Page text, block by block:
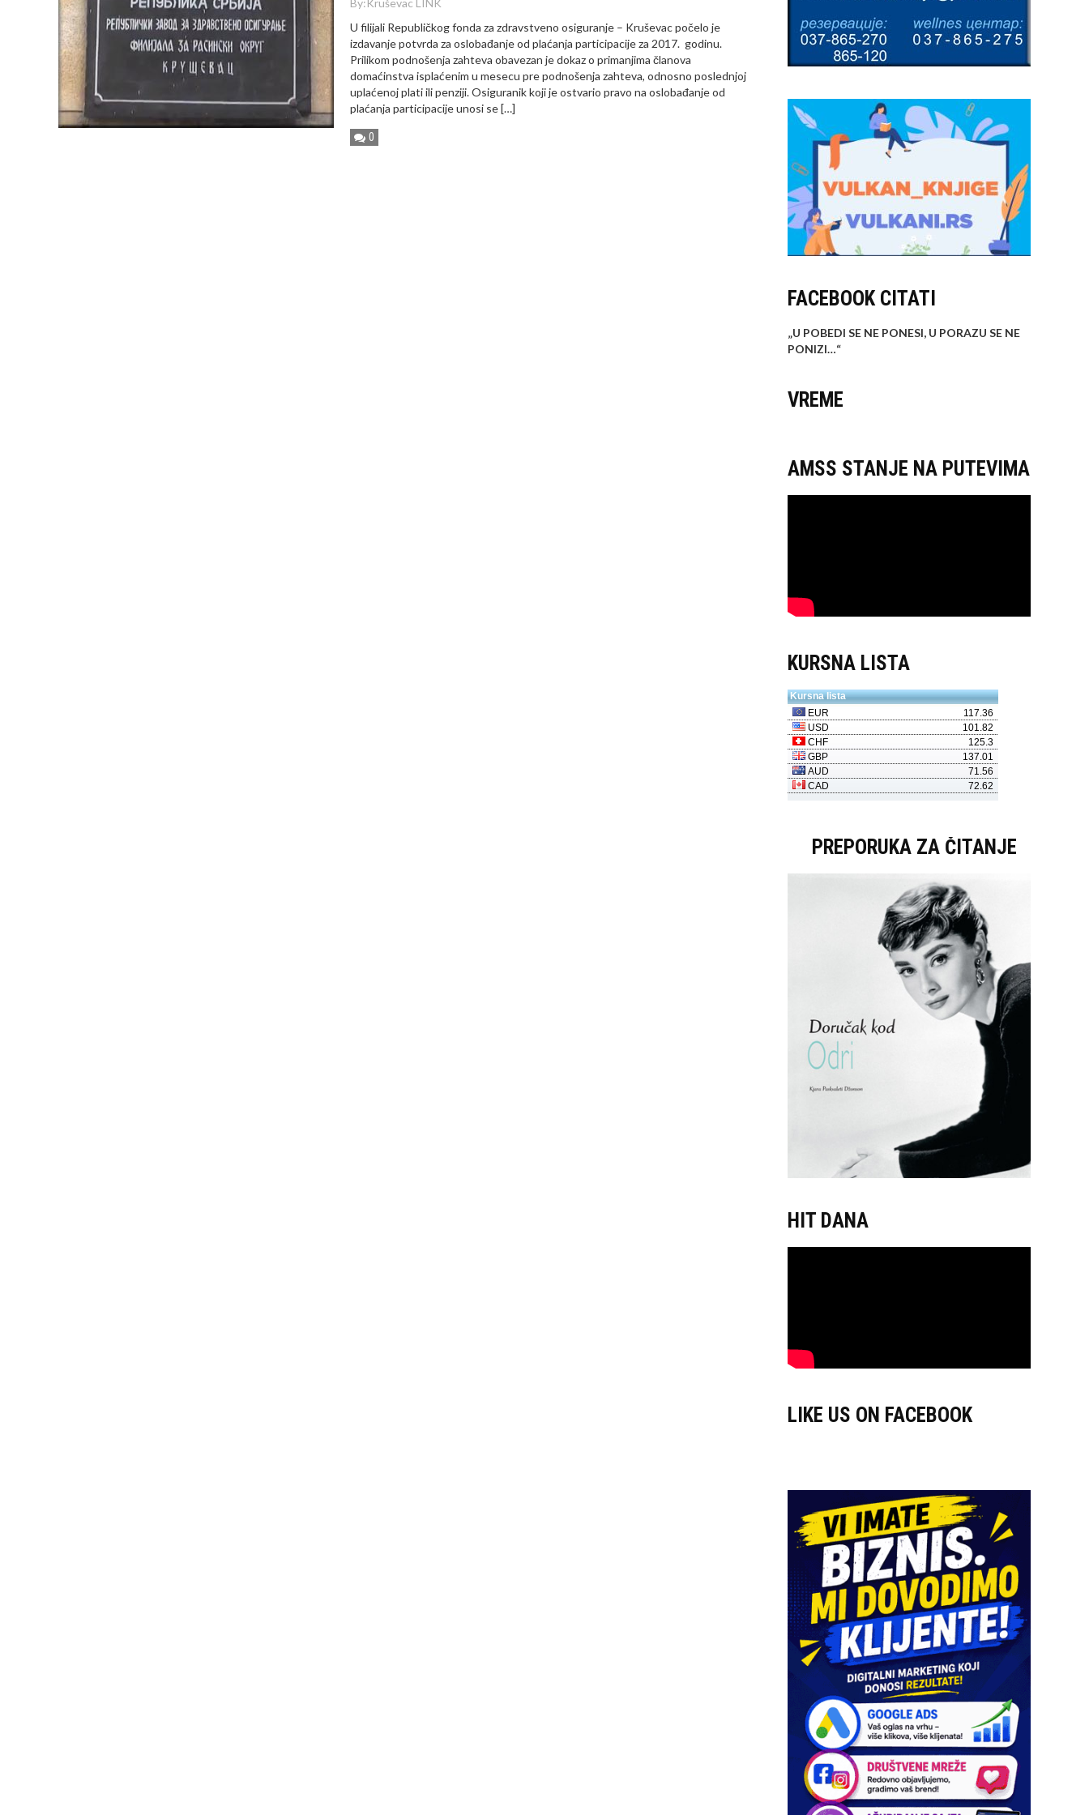
By:Kruševac LINK
U filijali Republičkog fonda za zdravstveno osiguranje – Kruševac počelo je
izdavanje potvrda za oslobađanje od plaćanja participacije za 2017. godinu.
Prilikom podnošenja zahteva obavezan je dokaz o primanjima članova
domaćinstva isplaćenim u mesecu pre podnošenja zahteva, odnosno poslednjoj
uplaćenoj plati ili penziji. Osiguranik koji je ostvario pravo na oslobađanje od
plaćanja participacije unosi se […]
0
FACEBOOK CITATI
„U POBEDI SE NE PONESI, U PORAZU SE NE
PONIZI…“
VREME
AMSS STANJE NA PUTEVIMA
KURSNA LISTA
PREPORUKA ZA ČITANJE
HIT DANA
LIKE US ON FACEBOOK